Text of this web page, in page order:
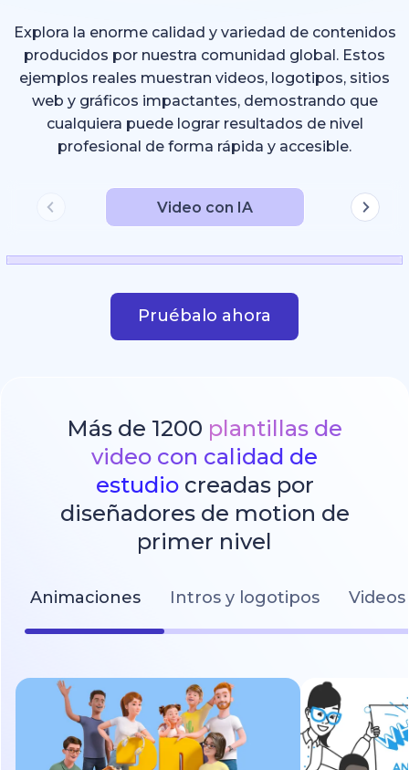
Explora la enorme calidad y variedad de contenidos
producidos por nuestra comunidad global. Estos
ejemplos reales muestran videos, logotipos, sitios
web y gráficos impactantes, demostrando que
cualquiera puede lograr resultados de nivel
profesional de forma rápida y accesible.
Video con IA
Pruébalo ahora
Más de 1200 plantillas de
video con calidad de
estudiocreadas por
diseñadores de motion de
primer nivel
Animaciones Intros y logotipos